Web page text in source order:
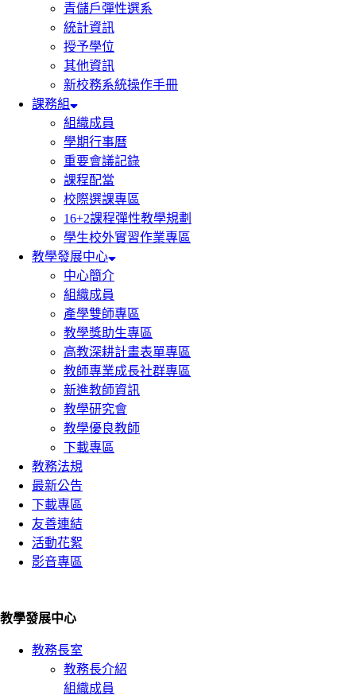
青儲戶彈性選系
統計資訊
授予學位
其他資訊
新校務系統操作手冊
課務組
組織成員
學期行事曆
重要會議記錄
課程配當
校際選課專區
16+2課程彈性教學規劃
學生校外實習作業專區
教學發展中心
中心簡介
組織成員
產學雙師專區
教學獎助生專區
高教深耕計畫表單專區
教師專業成長社群專區
新進教師資訊
教學研究會
教學優良教師
下載專區
教務法規
最新公告
下載專區
友善連結
活動花絮
影音專區
教學發展中心
教務長室
教務長介紹
組織成員